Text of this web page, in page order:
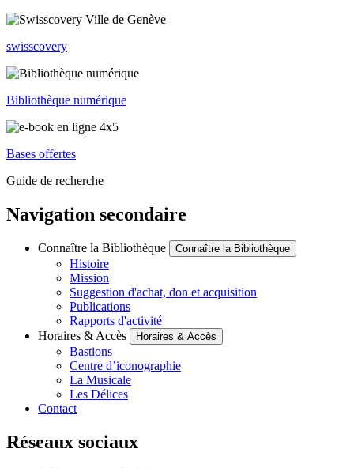
swisscovery
Bibliothèque numérique
Bases offertes
Guide de recherche
Navigation secondaire
Connaître la Bibliothèque Connaître la Bibliothèque
Histoire
Mission
Suggestion d'achat, don et acquisition
Publications
Rapports d'activité
Horaires & Accès
Horaires & Accès
Bastions
Centre d’iconographie
La Musicale
Les Délices
Contact
Réseaux sociaux